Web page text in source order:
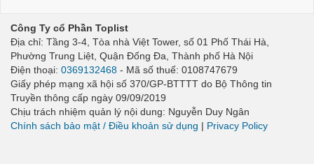
Công Ty cổ Phần Toplist
Địa chỉ: Tầng 3-4, Tòa nhà Việt Tower, số 01 Phố Thái Hà,
Phường Trung Liệt, Quận Đống Đa, Thành phố Hà Nội
Điện thoại: 0369132468 - Mã số thuế: 0108747679
Giấy phép mạng xã hội số 370/GP-BTTTT do Bộ Thông tin
Truyền thông cấp ngày 09/09/2019
Chịu trách nhiệm quản lý nội dung: Nguyễn Duy Ngân
Chính sách bảo mật / Điều khoản sử dụng | Privacy Policy